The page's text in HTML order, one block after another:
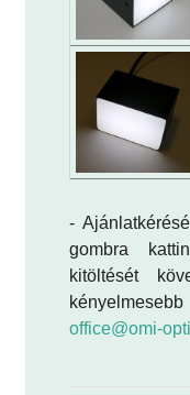
-
gombra
kitöltését
office@omi-